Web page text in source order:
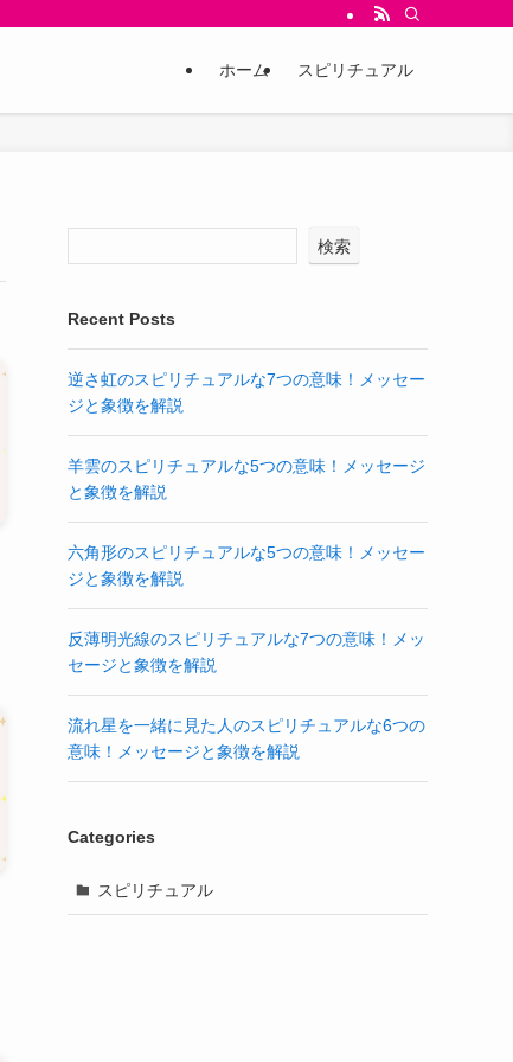
ホーム スピリチュアル
検索
Recent Posts
逆さ虹のスピリチュアルな7つの意味！メッセー
ジと象徴を解説
羊雲のスピリチュアルな5つの意味！メッセージ
と象徴を解説
六角形のスピリチュアルな5つの意味！メッセー
ジと象徴を解説
反薄明光線のスピリチュアルな7つの意味！メッ
セージと象徴を解説
流れ星を一緒に見た人のスピリチュアルな6つの
意味！メッセージと象徴を解説
Categories
スピリチュアル